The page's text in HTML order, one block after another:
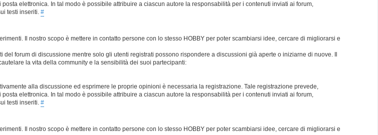
elettronica. In tal modo è possibile attribuire a ciascun autore la responsabilità per i contenuti inviati ai forum,
testi inseriti. #
Il nostro scopo è mettere in contatto persone con lo stesso HOBBY per poter scambiarsi idee, cercare di migliorarsi e
forum di discussione mentre solo gli utenti registrati possono rispondere a discussioni già aperte o iniziarne di nuove. Il
la vita della community e la sensibilità dei suoi partecipanti:
alla discussione ed esprimere le proprie opinioni è necessaria la registrazione. Tale registrazione prevede,
elettronica. In tal modo è possibile attribuire a ciascun autore la responsabilità per i contenuti inviati ai forum,
testi inseriti. #
Il nostro scopo è mettere in contatto persone con lo stesso HOBBY per poter scambiarsi idee, cercare di migliorarsi e